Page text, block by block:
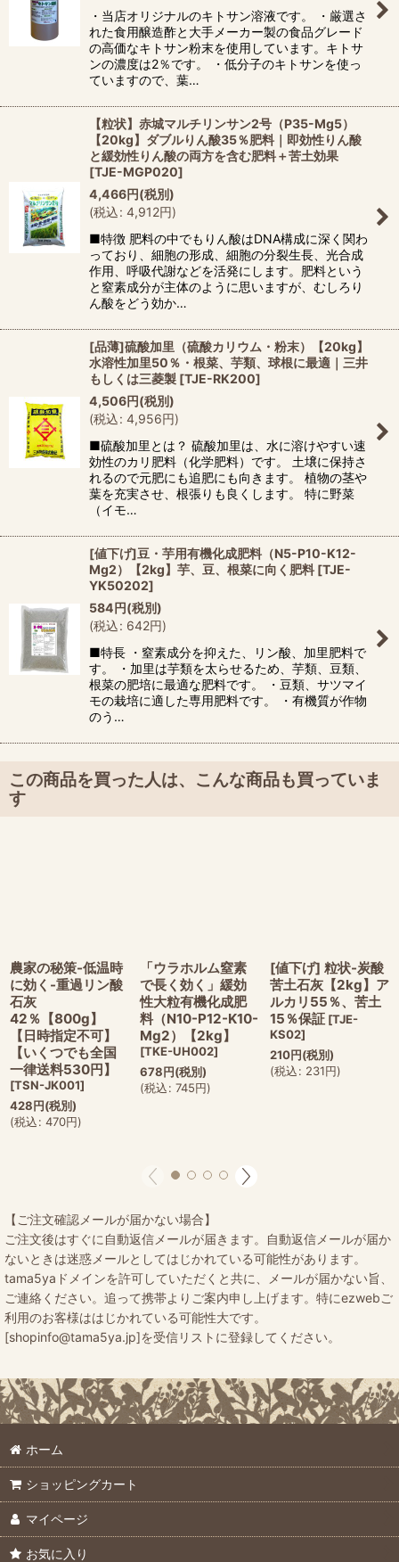
・当店オリジナルのキトサン溶液です。 ・厳選さ
れた食用醸造酢と大手メーカー製の食品グレード
の高価なキトサン粉末を使用しています。キトサ
ンの濃度は2％です。 ・低分子のキトサンを使っ
ていますので、葉…
【粒状】赤城マルチリンサン2号（P35-Mg5）
【20kg】ダブルりん酸35％肥料｜即効性りん酸
と緩効性りん酸の両方を含む肥料＋苦土効果
[TJE-MGP020]
4,466円(税別)
(税込: 4,912円)
■特徴 肥料の中でもりん酸はDNA構成に深く関わ
っており、細胞の形成、細胞の分裂生長、光合成
作用、呼吸代謝などを活発にします。肥料という
と窒素成分が主体のように思いますが、むしろり
ん酸をどう効か…
[品薄]硫酸加里（硫酸カリウム・粉末）【20kg】
水溶性加里50％・根菜、芋類、球根に最適｜三井
もしくは三菱製 [TJE-RK200]
4,506円(税別)
(税込: 4,956円)
■硫酸加里とは？ 硫酸加里は、水に溶けやすい速
効性のカリ肥料（化学肥料）です。 土壌に保持さ
れるので元肥にも追肥にも向きます。 植物の茎や
葉を充実させ、根張りも良くします。 特に野菜
（イモ…
[値下げ]豆・芋用有機化成肥料（N5-P10-K12-
Mg2）【2kg】芋、豆、根菜に向く肥料 [TJE-
YK50202]
584円(税別)
(税込: 642円)
■特長 ・窒素成分を抑えた、リン酸、加里肥料で
す。 ・加里は芋類を太らせるため、芋類、豆類、
根菜の肥培に最適な肥料です。 ・豆類、サツマイ
モの栽培に適した専用肥料です。 ・有機質が作物
のう…
この商品を買った人は、こんな商品も買っていま
す
農家の秘策-低温時
に効く-重過リン酸
石灰
42％【800g】
【日時指定不可】
【いくつでも全国
一律送料530円】
[TSN-JK001]
428円(税別)
(税込: 470円)
「ウラホルム窒素
で長く効く」緩効
性大粒有機化成肥
料（N10-P12-K10-
Mg2）【2kg】
[TKE-UH002]
678円(税別)
(税込: 745円)
[値下げ] 粒状-炭酸
苦土石灰【2kg】ア
ルカリ55％、苦土
15％保証 [TJE-
KS02]
210円(税別)
(税込: 231円)
【ご注文確認メールが届かない場合】
ご注文後はすぐに自動返信メールが届きます。自動返信メールが届か
ないときは迷惑メールとしてはじかれている可能性があります。
tama5yaドメインを許可していただくと共に、メールが届かない旨、
ご連絡ください。追って携帯よりご案内申し上げます。特にezwebご
利用のお客様ははじかれている可能性大です。
[shopinfo@tama5ya.jp]を受信リストに登録してください。
ホーム
ショッピングカート
マイページ
お気に入り